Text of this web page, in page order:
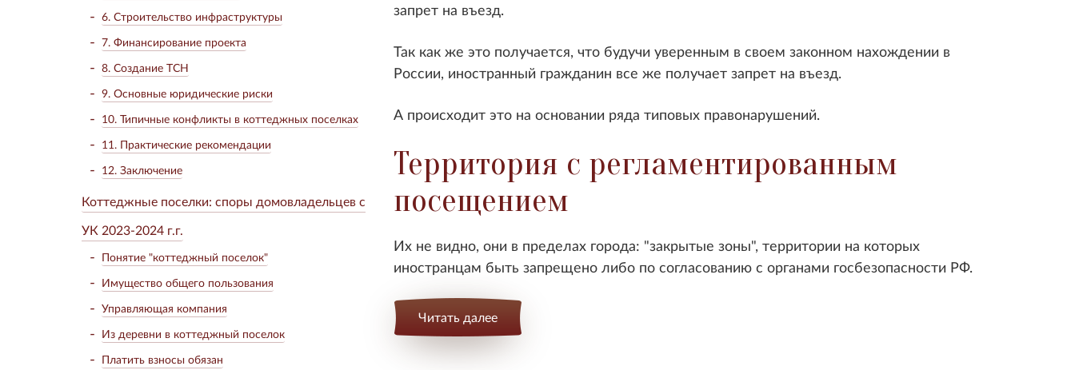
6. Строительство инфраструктуры
7. Финансирование проекта
8. Создание ТСН
9. Основные юридические риски
10. Типичные конфликты в коттеджных поселках
11. Практические рекомендации
12. Заключение
Коттеджные поселки: споры домовладельцев с
УК 2023-2024 г.г.
Понятие "коттеджный поселок"
Имущество общего пользования
Управляющая компания
Из деревни в коттеджный поселок
Платить взносы обязан
запрет на въезд.
Так как же это получается, что будучи уверенным в своем законном нахождении в
России, иностранный гражданин все же получает запрет на въезд.
А происходит это на основании ряда типовых правонарушений.
Территория с регламентированным
посещением
Их не видно, они в пределах города: "закрытые зоны", территории на которых
иностранцам быть запрещено либо по согласованию с органами госбезопасности РФ.
Читать далее